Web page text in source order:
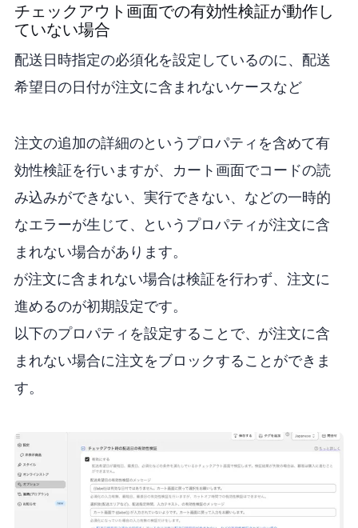
チェックアウト画面での有効性検証が動作し
ていない場合
(配送日時指定の必須化を設定しているのに、配送
希望日の日付が注文に含まれないケースなど)
注文の追加の詳細の “__ccValid”というプロパティを含めて有
効性検証を行いますが、カート画面でコードの読
み込みができない、実行できない、などの一時的
なエラーが生じて、“__ccValid”というプロパティが注文に含
まれない場合があります。
“__ccValid”が注文に含まれない場合は検証を行わず、注文に
進めるのが初期設定です。
以下のプロパティを設定することで、“__ccValid”が注文に含
まれない場合に注文をブロックすることができま
す。